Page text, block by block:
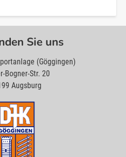
Sie uns
(Göggingen)
Bogner-Str. 20
Augsburg